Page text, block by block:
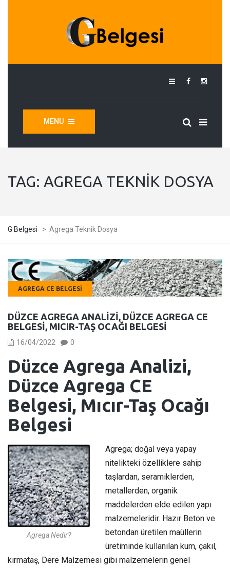
MENU
TAG: AGREGA TEKNIK DOSYA
G Belgesi > Agrega Teknik Dosya
AGREGA CE BELGESI
DÜZCE AGREGA ANALIZI, DÜZCE AGREGA CE
BELGESI, MICIR-TAŞ OCAĞI BELGESI
16/04/2022 0
Düzce Agrega Analizi,
Düzce Agrega CE
Belgesi, Mıcır-Taş Ocağı
Belgesi
Agrega Nedir?
Agrega; doğal veya yapay
nitelikteki özelliklere sahip
taşlardan, seramiklerden,
metallerden, organik
maddelerden elde edilen yapı
malzemeleridir. Hazır Beton ve
betondan üretilen maüllerin
üretiminde kullanılan kum, çakıl,
kırmataş, Dere Malzemesi gibi malzemelerin genel